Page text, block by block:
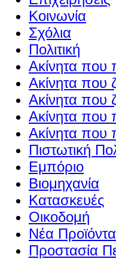
Κοινωνία
Σχόλια
Πολιτική
Ακίνητα που
Ακίνητα που
Ακίνητα που
Ακίνητα που
Ακίνητα που
Πιστωτική
Εμπόριο
Βιομηχανία
Κατασκευές
Οικοδομή
Νέα Προϊόντα
Προστασία